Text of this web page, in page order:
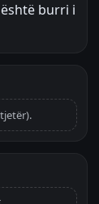
burri i